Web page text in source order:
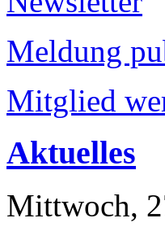
Meldung
Mitglied
Aktuelles
Mittwoch,